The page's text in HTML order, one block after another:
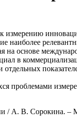
наиболее
на основе
в
отдельных
проблемами
/ А. В.